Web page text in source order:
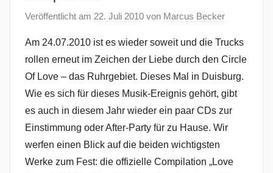
Veröffentlicht am 22. Juli 2010 von Marcus Becker
Am 24.07.2010 ist es wieder soweit und die Trucks
rollen erneut im Zeichen der Liebe durch den Circle
Of Love – das Ruhrgebiet. Dieses Mal in Duisburg.
Wie es sich für dieses Musik-Ereignis gehört, gibt
es auch in diesem Jahr wieder ein paar CDs zur
Einstimmung oder After-Party für zu Hause. Wir
werfen einen Blick auf die beiden wichtigsten
Werke zum Fest: die offizielle Compilation „Love